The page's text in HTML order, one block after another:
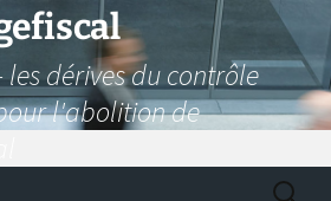
dérives du contrôle
l'abolition de